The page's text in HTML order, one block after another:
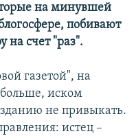
на минувшей
побивают
на счет "раз".
газетой", на
иском
не привыкать.
истец –